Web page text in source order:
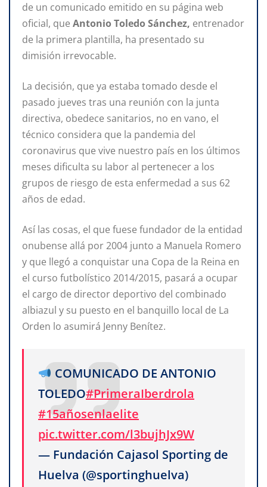
de un comunicado emitido en su página web
oficial, que Antonio Toledo Sánchez, entrenador
de la primera plantilla, ha presentado su
dimisión irrevocable.
La decisión, que ya estaba tomado desde el
pasado jueves tras una reunión con la junta
directiva, obedece sanitarios, no en vano, el
técnico considera que la pandemia del
coronavirus que vive nuestro país en los últimos
meses dificulta su labor al pertenecer a los
grupos de riesgo de esta enfermedad a sus 62
años de edad.
Así las cosas, el que fuese fundador de la entidad
onubense allá por 2004 junto a Manuela Romero
y que llegó a conquistar una Copa de la Reina en
el curso futbolístico 2014/2015, pasará a ocupar
el cargo de director deportivo del combinado
albiazul y su puesto en el banquillo local de La
Orden lo asumirá Jenny Benítez.
COMUNICADO DE ANTONIO
TOLEDO#PrimeraIberdrola
#15añosenlaelite
pic.twitter.com/l3bujhJx9W
— Fundación Cajasol Sporting de
Huelva (@sportinghuelva)